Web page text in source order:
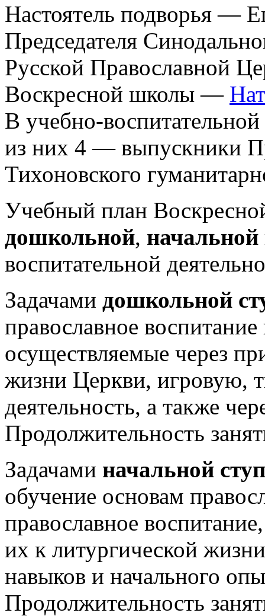
Настоятель подворья —
Председателя
Русской Православной
Воскресной школы —
В учебно-воспитательной
из них 4 — выпускники
Тихоновского
Учебный план
дошкольной, начальной
воспитательной
Задачами дошкольной
православное воспитание
осуществляемые через
жизни Церкви, игровую,
деятельность, а также
Продолжительность
Задачами начальной
обучение основам
православное
их к литургической
навыков и начального
Продолжительность